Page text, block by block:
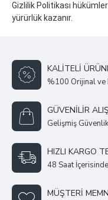
Gizlilik Politikası
yürürlük kazanır.
KALITELI
%100 Orijinal ve
GÜVENILIR
Gelişmiş
HIZLI KARGO
48 Saat
MÜŞTERI